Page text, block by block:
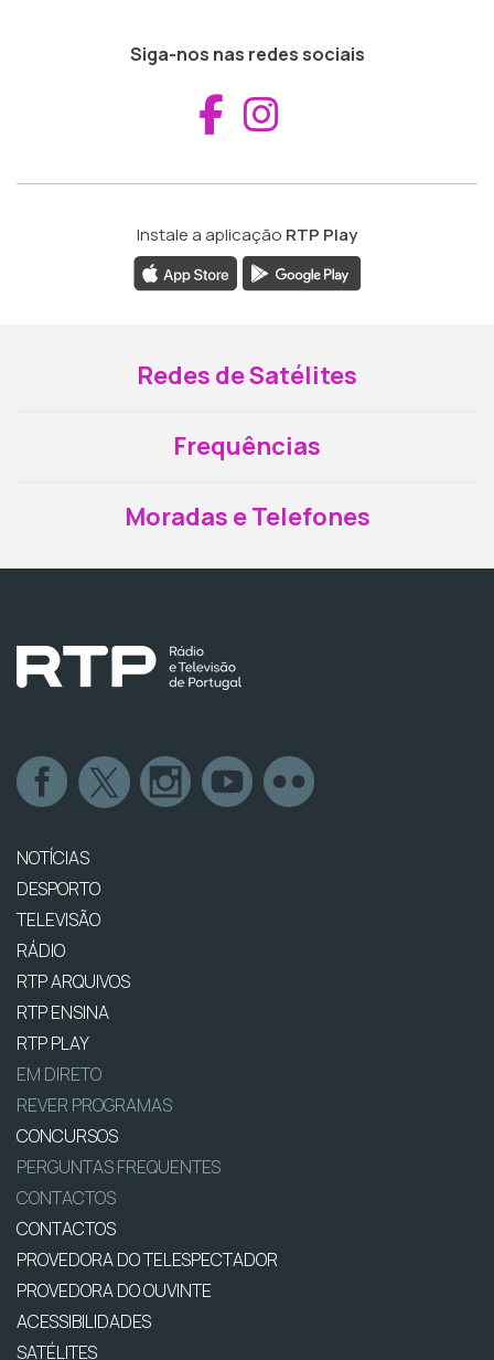
Siga-nos nas redes sociais
Aceder ao
Instale a aplicação RTP Play
Redes de Satélites
Frequências
Moradas e Telefones
NOTÍCIAS
DESPORTO
TELEVISÃO
RÁDIO
RTP ARQUIVOS
RTP ENSINA
RTP PLAY
EM DIRETO
REVER PROGRAMAS
CONCURSOS
PERGUNTAS FREQUENTES
CONTACTOS
CONTACTOS
PROVEDORA DO TELESPECTADOR
PROVEDORA DO OUVINTE
ACESSIBILIDADES
SATÉLITES